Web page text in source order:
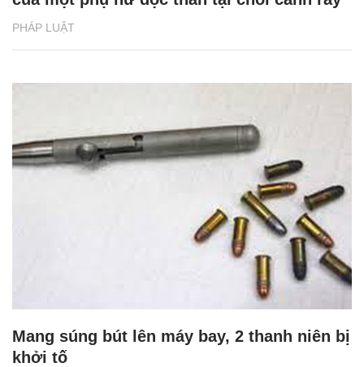
PHÁP LUẬT
Mang súng bút lên máy bay, 2 thanh niên bị
khởi tố